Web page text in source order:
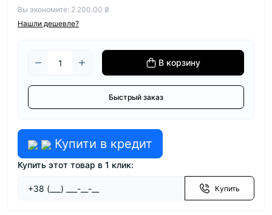
Вы экономите: 2 200.00 ₴
Нашли дешевле?
В корзину
Быстрый заказ
Купити в кредит
Купить этот товар в 1 клик:
Купить